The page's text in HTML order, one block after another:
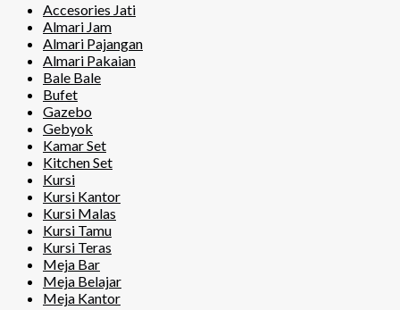
Accesories Jati
Almari Jam
Almari Pajangan
Almari Pakaian
Bale Bale
Bufet
Gazebo
Gebyok
Kamar Set
Kitchen Set
Kursi
Kursi Kantor
Kursi Malas
Kursi Tamu
Kursi Teras
Meja Bar
Meja Belajar
Meja Kantor